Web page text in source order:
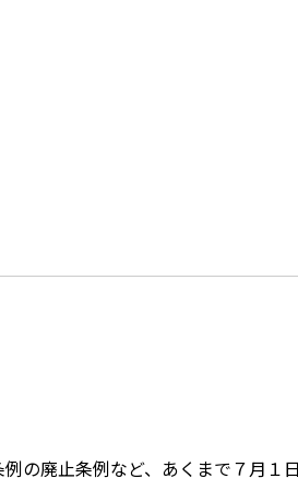
の廃止条例など、あくまで７月１